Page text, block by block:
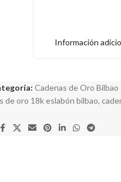
Información
Cadenas de Oro Bilbao
de oro 18k eslabón bilbao,